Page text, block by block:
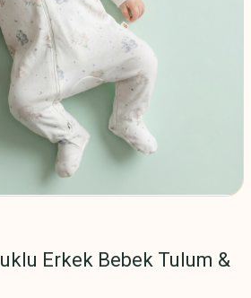
Erkek Bebek Tulum &